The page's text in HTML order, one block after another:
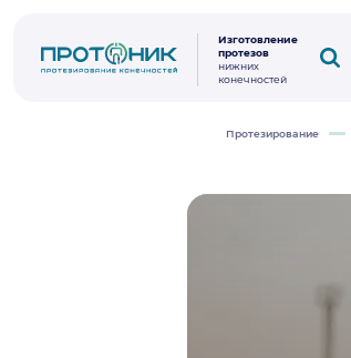
Изготовление
протезов
нижних
конечностей
Протезирование